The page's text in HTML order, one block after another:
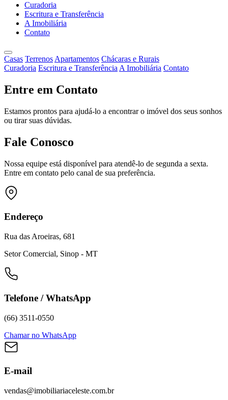
Curadoria
Escritura e Transferência
A Imobiliária
Contato
Casas Terrenos Apartamentos Chácaras e Rurais
Curadoria Escritura e Transferência A Imobiliária Contato
Entre em Contato
Estamos prontos para ajudá-lo a encontrar o imóvel dos seus sonhos
ou tirar suas dúvidas.
Fale Conosco
Nossa equipe está disponível para atendê-lo de segunda a sexta.
Entre em contato pelo canal de sua preferência.
Endereço
Rua das Aroeiras, 681
Setor Comercial, Sinop - MT
Telefone / WhatsApp
(66) 3511-0550
Chamar no WhatsApp
E-mail
vendas@imobiliariaceleste.com.br